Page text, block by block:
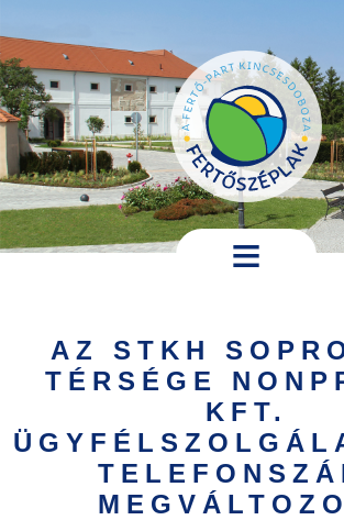
AZ STKH
TÉRSÉGE
KFT.